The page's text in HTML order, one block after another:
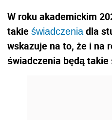
W roku akademickim
takie świadczeniadla
wskazuje na to, że i na
świadczenia będą takie